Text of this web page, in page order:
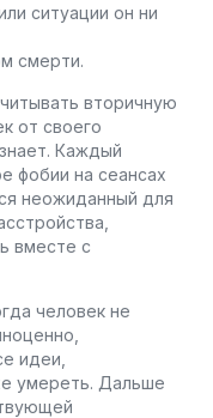
ситуации он ни
смерти.
вторичную
от своего
Каждый
фобии на сеансах
неожиданный для
вместе с
человек не
идеи,
умереть. Дальше